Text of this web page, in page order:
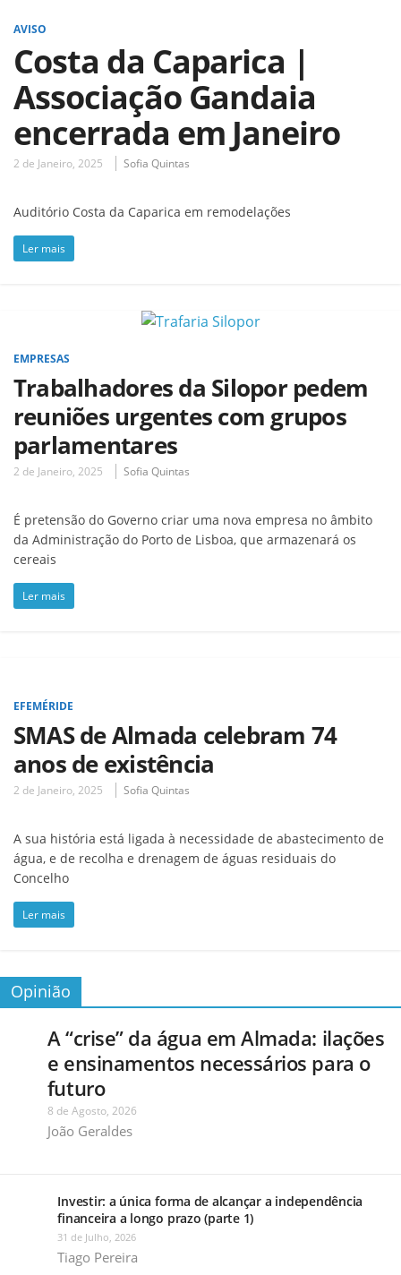
AVISO
Costa da Caparica |
Associação Gandaia
encerrada em Janeiro
2 de Janeiro, 2025 Sofia Quintas
Auditório Costa da Caparica em remodelações
Ler mais
EMPRESAS
Trabalhadores da Silopor pedem
reuniões urgentes com grupos
parlamentares
2 de Janeiro, 2025 Sofia Quintas
É pretensão do Governo criar uma nova empresa no âmbito
da Administração do Porto de Lisboa, que armazenará os
cereais
Ler mais
EFEMÉRIDE
SMAS de Almada celebram 74
anos de existência
2 de Janeiro, 2025 Sofia Quintas
A sua história está ligada à necessidade de abastecimento de
água, e de recolha e drenagem de águas residuais do
Concelho
Ler mais
Opinião
A “crise” da água em Almada: ilações
e ensinamentos necessários para o
futuro
8 de Agosto, 2026
João Geraldes
Investir: a única forma de alcançar a independência
financeira a longo prazo (parte 1)
31 de Julho, 2026
Tiago Pereira